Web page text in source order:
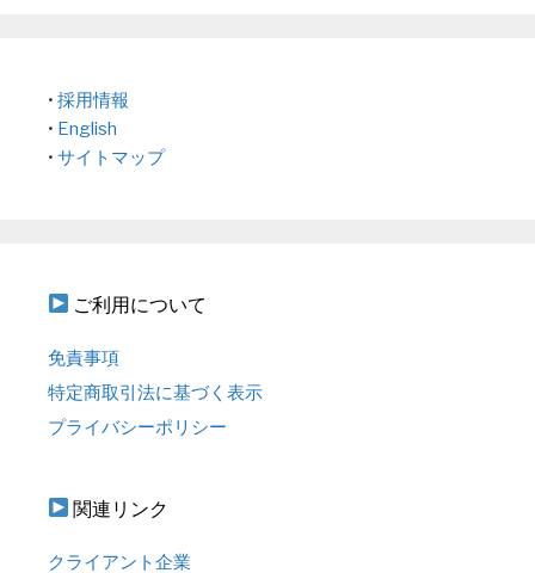
• 採用情報
• English
• サイトマップ
ご利用について
免責事項
特定商取引法に基づく表示
プライバシーポリシー
関連リンク
クライアント企業